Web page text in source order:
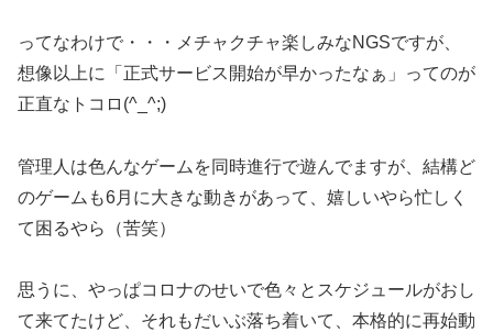
ってなわけで・・・メチャクチャ楽しみなNGSですが、
想像以上に「正式サービス開始が早かったなぁ」ってのが
正直なトコロ(^_^;)
管理人は色んなゲームを同時進行で遊んでますが、結構ど
のゲームも6月に大きな動きがあって、嬉しいやら忙しく
て困るやら（苦笑）
思うに、やっぱコロナのせいで色々とスケジュールがおし
て来てたけど、それもだいぶ落ち着いて、本格的に再始動